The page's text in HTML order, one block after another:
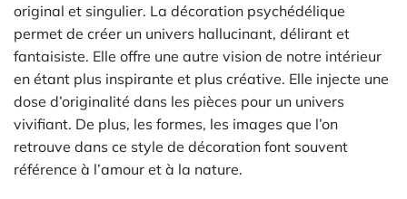
original et singulier. La décoration psychédélique
permet de créer un univers hallucinant, délirant et
fantaisiste. Elle offre une autre vision de notre intérieur
en étant plus inspirante et plus créative. Elle injecte une
dose d’originalité dans les pièces pour un univers
vivifiant. De plus, les formes, les images que l’on
retrouve dans ce style de décoration font souvent
référence à l’amour et à la nature.